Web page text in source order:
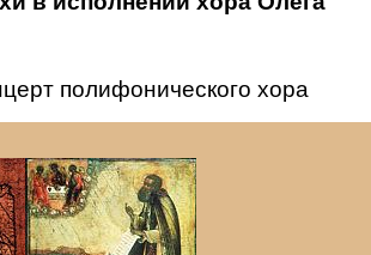
полифонического хора